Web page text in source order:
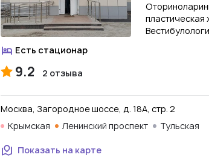
пластическая
Есть стационар
9.2 2 отзыва
Москва, Загородное шоссе, д. 18А, стр. 2
Крымская
Ленинский проспект Тульская
Показать на карте